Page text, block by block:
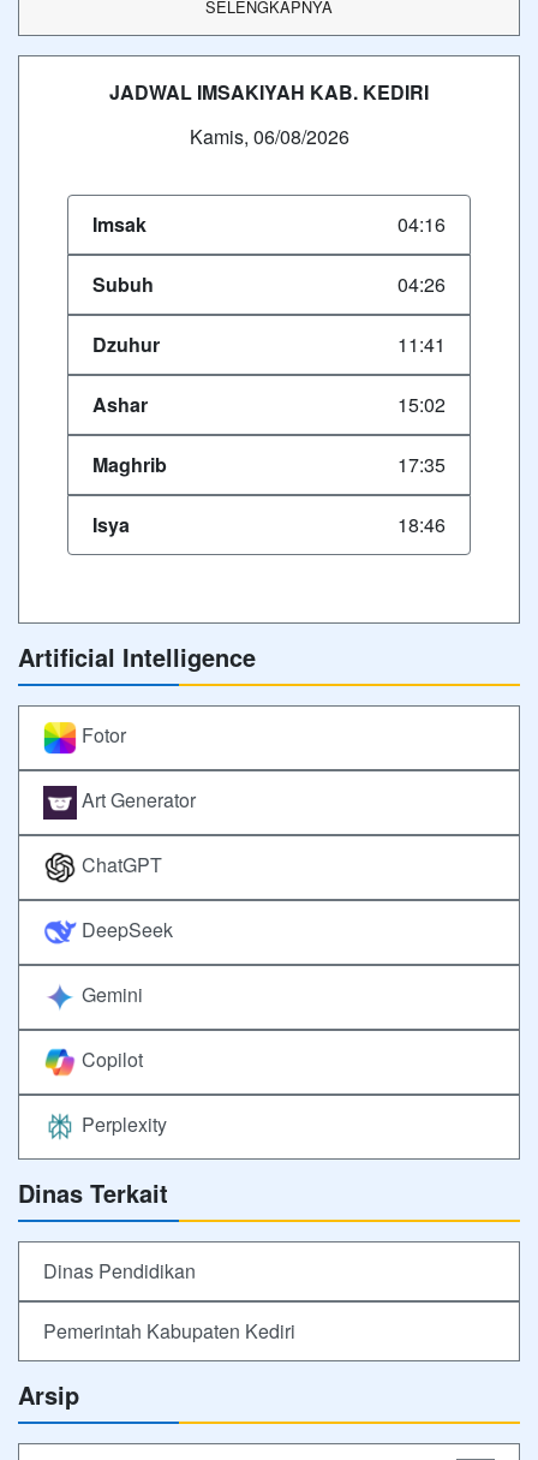
SELENGKAPNYA
JADWAL IMSAKIYAH KAB. KEDIRI
Kamis, 06/08/2026
Imsak 04:16
Subuh 04:26
Dzuhur 11:41
Ashar 15:02
Maghrib 17:35
Isya 18:46
Artificial Intelligence
Fotor
Art Generator
ChatGPT
DeepSeek
Gemini
Copilot
Perplexity
Dinas Terkait
Dinas Pendidikan
Pemerintah Kabupaten Kediri
Arsip